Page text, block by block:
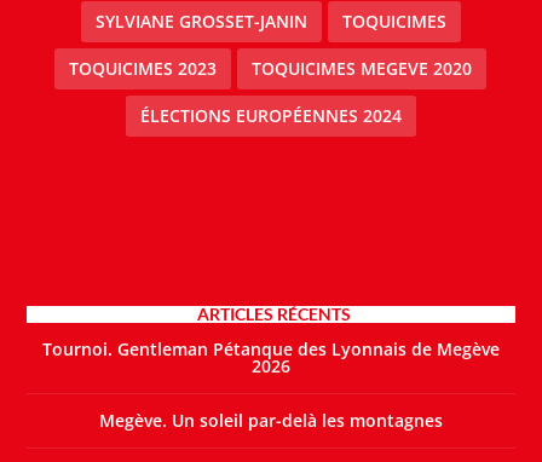
SYLVIANE GROSSET-JANIN TOQUICIMES
TOQUICIMES 2023 TOQUICIMES MEGEVE 2020
ÉLECTIONS EUROPÉENNES 2024
ARTICLES RÉCENTS
Tournoi. Gentleman Pétanque des Lyonnais de Megève
2026
Megève. Un soleil par-delà les montagnes